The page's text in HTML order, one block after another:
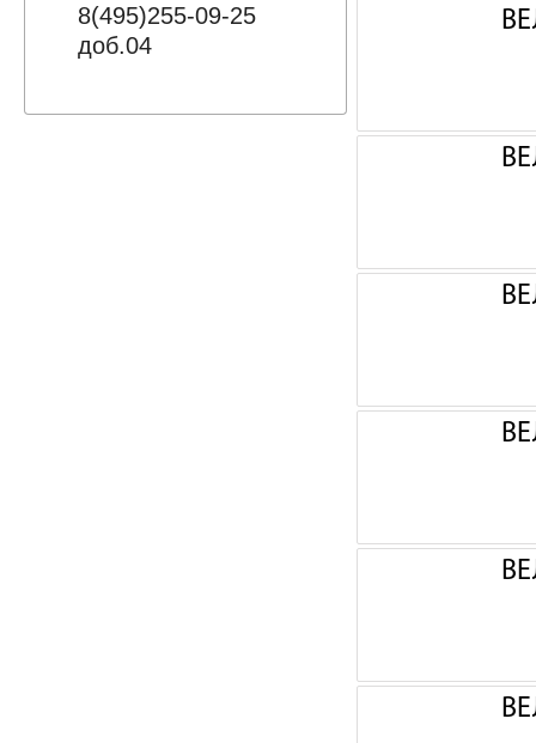
8(495)255-09-25
доб.04